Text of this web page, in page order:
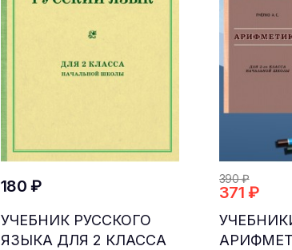
180 ₽
УЧЕБНИК РУССКОГО
ЯЗЫКА ДЛЯ 2 КЛАССА
390 ₽
371 ₽